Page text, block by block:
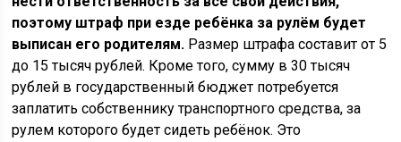
поэтому штраф при езде ребёнка за рулём будет
выписан его родителям. Размер штрафа составит от 5
до 15 тысяч рублей. Кроме того, сумму в 30 тысяч
рублей в государственный бюджет потребуется
заплатить собственнику транспортного средства, за
рулем которого будет сидеть ребёнок. Это